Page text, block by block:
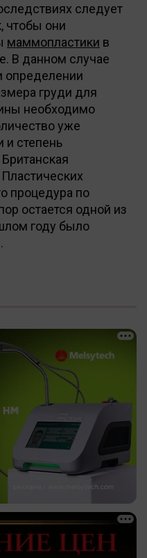
следует
чтобы они
маммопластики в
В данном случае
определении
груди для
необходимо
уже
и степень
процедура по
остается одной из
году было